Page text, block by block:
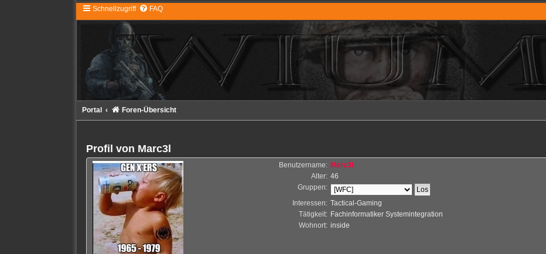
Schnellzugriff FAQ
Portal Foren-Übersicht
Profil von Marc3l
Benutzername: Marc3l
Alter: 46
Gruppen:
Interessen: Tactical-Gaming
Tätigkeit: Fachinformatiker Systemintegration
Wohnort: inside